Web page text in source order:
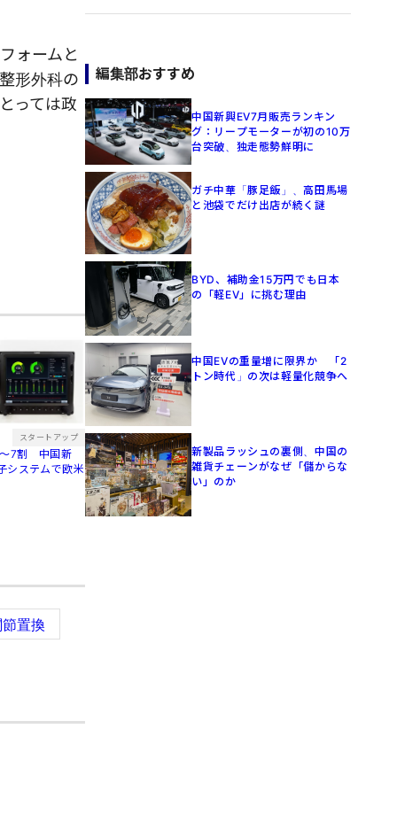
ォームと
形外科の
っては政
スタートアップ
〜7割 中国新
システムで欧米
置換
編集部おすすめ
中国新興EV7月販売ランキン
グ：リープモーターが初の10万
台突破、独走態勢鮮明に
ガチ中華「豚足飯」、高田馬場
と池袋でだけ出店が続く謎
BYD、補助金15万円でも日本
の「軽EV」に挑む理由
中国EVの重量増に限界か 「2
トン時代」の次は軽量化競争へ
新製品ラッシュの裏側、中国の
雑貨チェーンがなぜ「儲からな
い」のか